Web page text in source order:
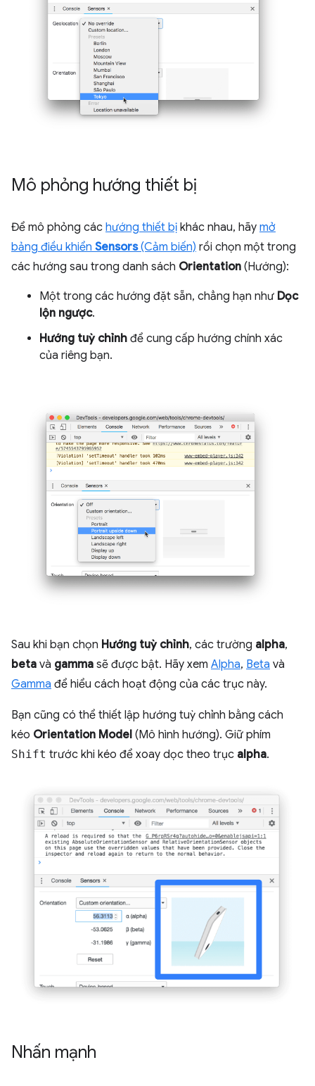
Mô phỏng hướng thiết bị
Để mô phỏng các hướng thiết bị khác nhau, hãy mở
bảng điều khiển Sensors(Cảm biến) rồi chọn một trong
các hướng sau trong danh sách Orientation (Hướng):
Một trong các hướng đặt sẵn, chẳng hạn như Dọc
lộn ngược.
Hướng tuỳ chỉnh để cung cấp hướng chính xác
của riêng bạn.
Sau khi bạn chọn Hướng tuỳ chỉnh, các trường alpha,
beta và gamma sẽ được bật. Hãy xem Alpha, Beta và
Gamma để hiểu cách hoạt động của các trục này.
Bạn cũng có thể thiết lập hướng tuỳ chỉnh bằng cách
kéo Orientation Model (Mô hình hướng). Giữ phím
Shift trước khi kéo để xoay dọc theo trục alpha.
Nhấn mạnh